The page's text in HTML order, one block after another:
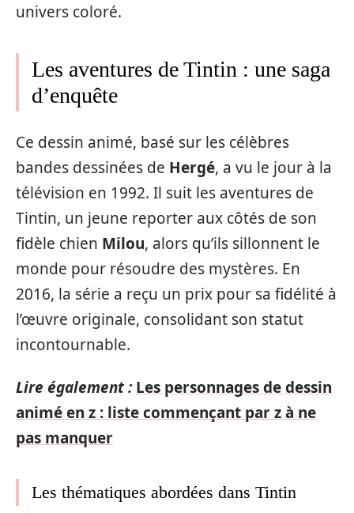
univers coloré.
Les aventures de Tintin : une saga
d’enquête
Ce dessin animé, basé sur les célèbres
bandes dessinées de Hergé, a vu le jour à la
télévision en 1992. Il suit les aventures de
Tintin, un jeune reporter aux côtés de son
fidèle chien Milou, alors qu’ils sillonnent le
monde pour résoudre des mystères. En
2016, la série a reçu un prix pour sa fidélité à
l’œuvre originale, consolidant son statut
incontournable.
Lire également : Les personnages de dessin
animé en z : liste commençant par z à ne
pas manquer
Les thématiques abordées dans Tintin